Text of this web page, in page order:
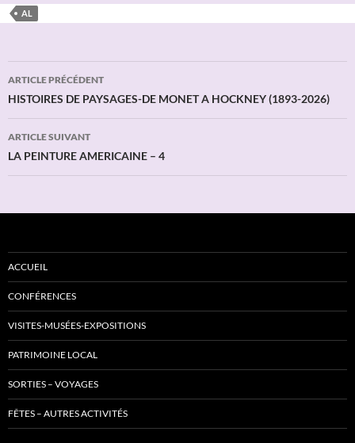
AL
Navigation
des
articles
ARTICLE PRÉCÉDENT
HISTOIRES DE PAYSAGES-DE MONET A HOCKNEY (1893-2026)
ARTICLE SUIVANT
LA PEINTURE AMERICAINE – 4
ACCUEIL
CONFÉRENCES
VISITES-MUSÉES-EXPOSITIONS
PATRIMOINE LOCAL
SORTIES – VOYAGES
FÊTES – AUTRES ACTIVITÉS